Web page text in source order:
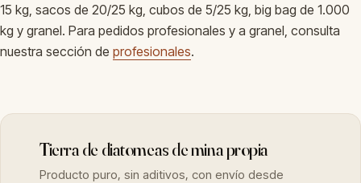
15 kg, sacos de 20/25 kg, cubos de 5/25 kg, big bag de 1.000
kg y granel. Para pedidos profesionales y a granel, consulta
nuestra sección de profesionales.
Tierra de diatomeas de mina propia
Producto puro, sin aditivos, con envío desde